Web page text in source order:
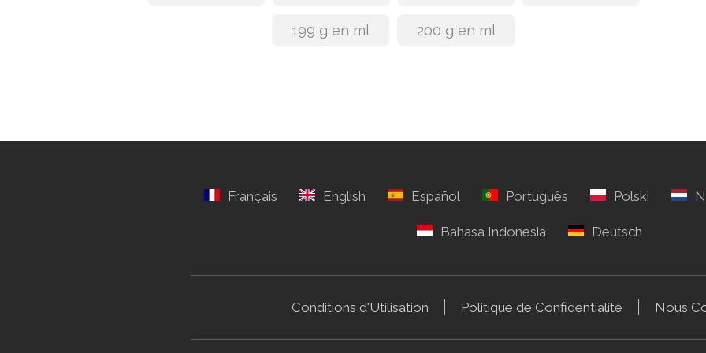
199 g en ml 200 g en ml
Conditions d'Utilisation Politique de Confidentialité Nous